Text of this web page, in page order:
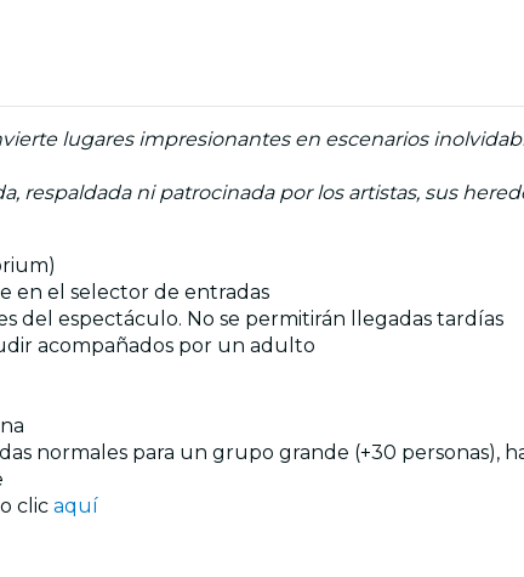
lugares impresionantes en escenarios
respaldada ni patrocinada por los artistas, sus
en el selector de entradas
del espectáculo. No se permitirán llegadas tardías
acompañados por un adulto
normales para un grupo grande (+30 personas),
clic aquí